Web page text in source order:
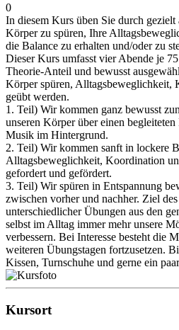
0
In diesem Kurs üben Sie durch
Körper zu spüren, Ihre
die Balance zu erhalten und/oder zu
Dieser Kurs umfasst vier Abende je
Theorie-Anteil und bewusst
Körper spüren, Alltagsbeweglichkeit,
geübt werden.
1. Teil) Wir kommen ganz bewusst
unseren Körper über einen
Musik im Hintergrund.
2. Teil) Wir kommen sanft in lockere
Alltagsbeweglichkeit, Koordination
gefordert und gefördert.
3. Teil) Wir spüren in Entspannung
zwischen vorher und nachher. Ziel
unterschiedlicher Übungen aus den
selbst im Alltag immer mehr unsere
verbessern. Bei Interesse besteht die
weiteren Übungstagen fortzusetzen.
Kissen, Turnschuhe und gerne ein
Kursort